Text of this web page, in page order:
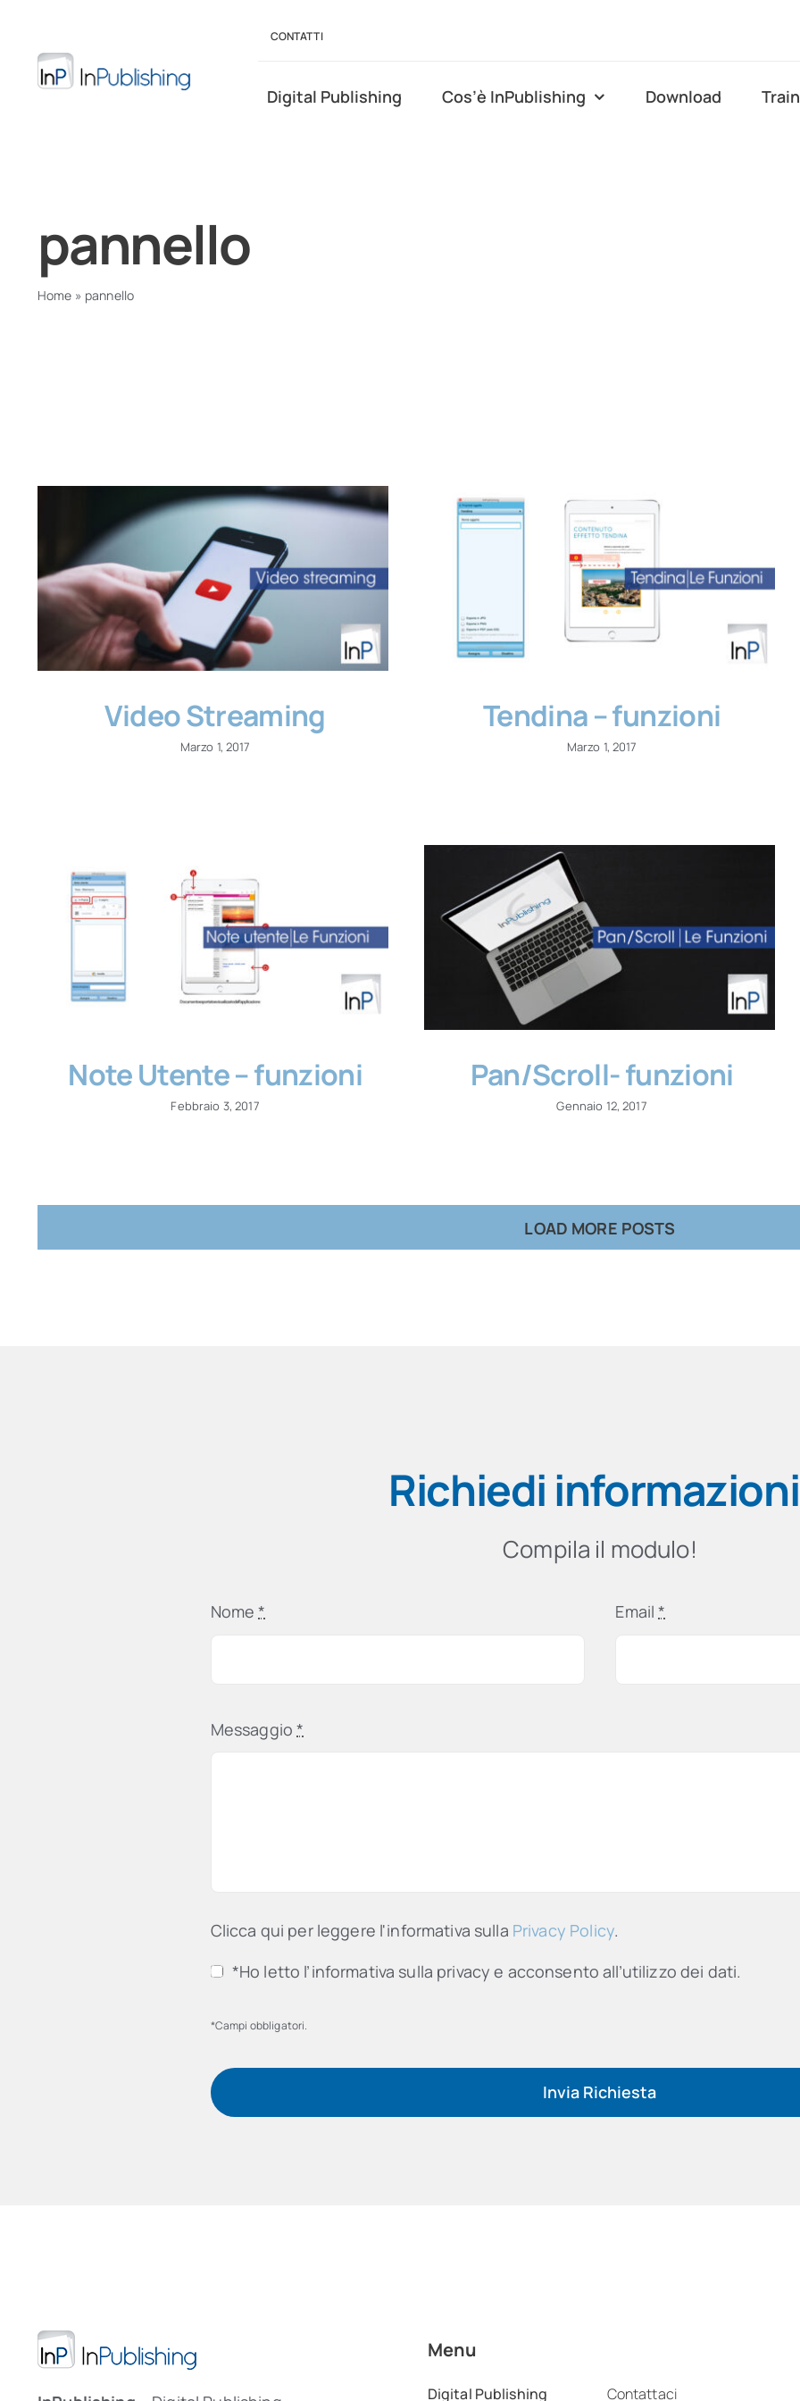
contenuto
CONTATTI
Digital Publishing Cos’è InPublishing Download
pannello
Home » pannello
Video Streaming
Marzo 1, 2017
Tendina – funzioni
Marzo 1, 2017
Note Utente – funzioni
Febbraio 3, 2017
Pan/Scroll- funzioni
Gennaio 12, 2017
LOAD MORE POSTS
Richiedi informazioni
Compila il modulo!
Nome* Email*
Messaggio*
Clicca qui per leggere l'informativa sulla Privacy Policy.
*Ho letto l’informativa sulla privacy e acconsento all’utilizzo dei dati.
*Campi obbligatori.
Invia Richiesta
Menu
Digital Publishing Contattaci